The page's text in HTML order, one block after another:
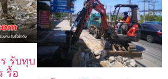
รับทุบ
รื้อ